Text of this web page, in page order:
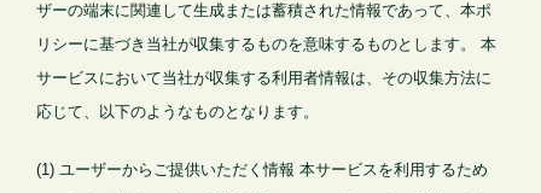
ザーの端末に関連して生成または蓄積された情報であって、本ポ
リシーに基づき当社が収集するものを意味するものとします。 本
サービスにおいて当社が収集する利用者情報は、その収集方法に
応じて、以下のようなものとなります。
(1) ユーザーからご提供いただく情報 本サービスを利用するため